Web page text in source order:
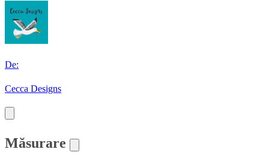
De:
Cecca Designs
Măsurare